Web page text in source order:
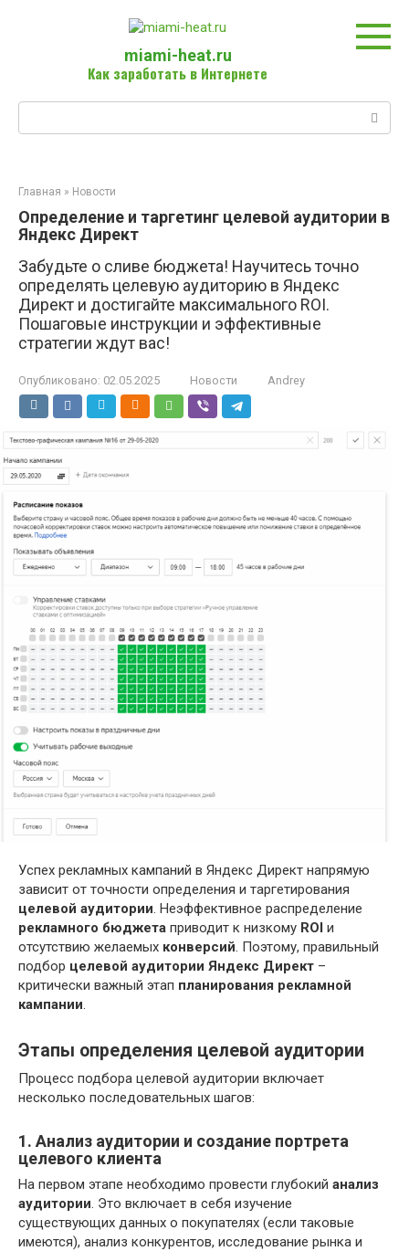
miami-heat.ru
Как заработать в Интернете
Главная » Новости
Определение и таргетинг целевой аудитории в
Яндекс Директ
Забудьте о сливе бюджета! Научитесь точно
определять целевую аудиторию в Яндекс
Директ и достигайте максимального ROI.
Пошаговые инструкции и эффективные
стратегии ждут вас!
Опубликовано: 02.05.2025 Новости Andrey
Успех рекламных кампаний в Яндекс Директ напрямую
зависит от точности определения и таргетирования
целевой аудитории . Неэффективное распределение
рекламного бюджета приводит к низкому ROI и
отсутствию желаемых конверсий . Поэтому, правильный
подбор целевой аудитории Яндекс Директ –
критически важный этап планирования рекламной
кампании
Этапы определения целевой аудитории
Процесс подбора целевой аудитории включает
несколько последовательных шагов:
1. Анализ аудитории и создание портрета
целевого клиента
На первом этапе необходимо провести глубокий анализ
аудитории . Это включает в себя изучение
существующих данных о покупателях (если таковые
имеются), анализ конкурентов, исследование рынка и